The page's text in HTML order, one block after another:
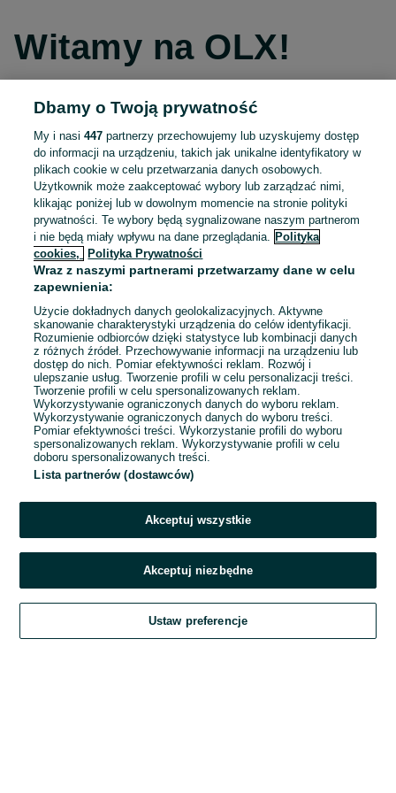
Witamy na OLX!
Kontynuuj przez Facebooka
Kontynuuj przez konto Apple
Kontynuuj przez konto Google
LUB
E-mail
Hasło
Zaloguj się
Kontynuując za pośrednictwem jednego z dostawców wskazanych powyżej,
OLX.pl w jego aktualnym brzmieniu.
Dbamy o Twoją prywatność
My i nasi447 partnerzy przechowujemy lub uzyskujemy dostęp
do informacji na urządzeniu, takich jak unikalne identyfikatory w
plikach cookie w celu przetwarzania danych osobowych.
Użytkownik może zaakceptować wybory lub zarządzać nimi,
klikając poniżej lub w dowolnym momencie na stronie polityki
prywatności. Te wybory będą sygnalizowane naszym partnerom
i nie będą miały wpływu na dane przeglądania.
Polityka
cookies,
Polityka Prywatności
Wraz z naszymi partnerami przetwarzamy dane w celu
zapewnienia:
Użycie dokładnych danych geolokalizacyjnych. Aktywne
skanowanie charakterystyki urządzenia do celów identyfikacji.
Rozumienie odbiorców dzięki statystyce lub kombinacji danych
z różnych źródeł. Przechowywanie informacji na urządzeniu lub
dostęp do nich. Pomiar efektywności reklam. Rozwój i
ulepszanie usług. Tworzenie profili w celu personalizacji treści.
Tworzenie profili w celu spersonalizowanych reklam.
Wykorzystywanie ograniczonych danych do wyboru reklam.
Wykorzystywanie ograniczonych danych do wyboru treści.
Pomiar efektywności treści. Wykorzystanie profili do wyboru
spersonalizowanych reklam. Wykorzystywanie profili w celu
doboru spersonalizowanych treści.
Lista partnerów (dostawców)
Akceptuj wszystkie
Akceptuj niezbędne
Ustaw preferencje